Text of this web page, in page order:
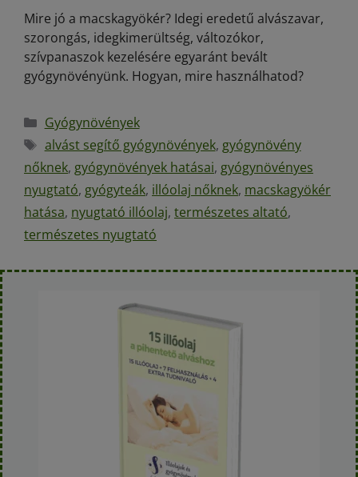
Mire jó a macskagyökér? Idegi eredetű alvászavar,
szorongás, idegkimerültség, változókor,
szívpanaszok kezelésére egyaránt bevált
gyógynövényünk. Hogyan, mire használhatod?
Gyógynövények
alvást segítő gyógynövények, gyógynövény
nőknek, gyógynövények hatásai, gyógynövényes
nyugtató, gyógyteák, illóolaj nőknek, macskagyökér
hatása, nyugtató illóolaj, természetes altató,
természetes nyugtató